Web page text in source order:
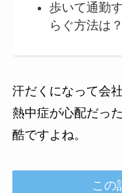
歩いて通勤
らぐ方法は？
汗だくになって会
熱中症が心配だっ
酷ですよね。
この